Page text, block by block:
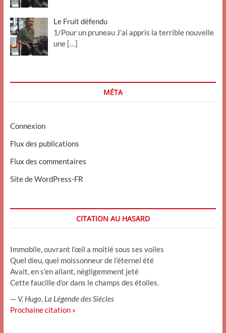
Le Fruit défendu
1/Pour un pruneau J’ai appris la terrible nouvelle
une […]
MÉTA
Connexion
Flux des publications
Flux des commentaires
Site de WordPress-FR
CITATION AU HASARD
Immobile, ouvrant l’œil a moitié sous ses voiles
Quel dieu, quel moissonneur de l’éternel été
Avait, en s’en allant, négligemment jeté
Cette faucille d’or dans le champs des étoiles.
— V. Hugo La Légende des Siècles
Prochaine citation »